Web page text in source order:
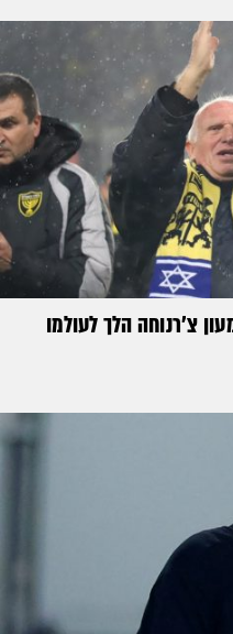
צ'רנוחה הלך לעולמו